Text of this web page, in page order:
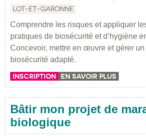
LOT-ET-GARONNE
Comprendre les risques et appliquer
pratiques de biosécurité et d’hygiène
Concevoir, mettre en œuvre et gérer
biosécurité adapté.
INSCRIPTION EN SAVOIR PLUS
Bâtir mon projet de
biologique